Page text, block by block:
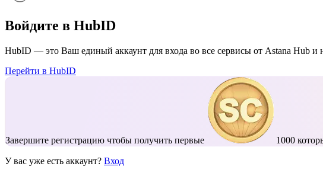
Войдите в HubID
HubID — это Ваш единый аккаунт для входа во все сервисы от Astana Hub и
Перейти в HubID
Завершите регистрацию чтобы получить первые 1000
У вас уже есть аккаунт? Вход